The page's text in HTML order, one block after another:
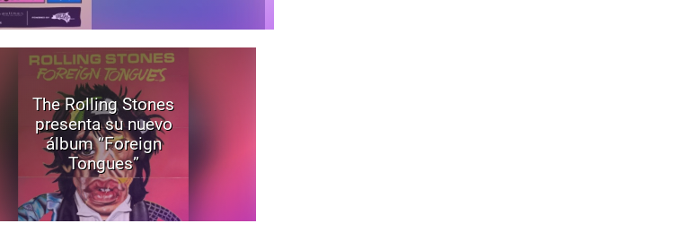
The Rolling Stones
presenta su nuevo
álbum “Foreign
Tongues”